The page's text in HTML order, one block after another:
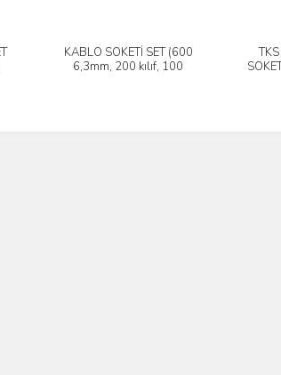
KABLO SOKETİ SET (600
6,3mm, 200 kılıf, 100
İncele